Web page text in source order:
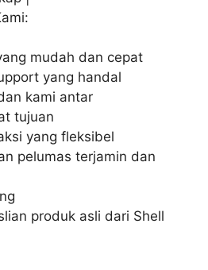
mudah dan cepat
yang handal
kami antar
tujuan
yang fleksibel
pelumas terjamin dan
produk asli dari Shell